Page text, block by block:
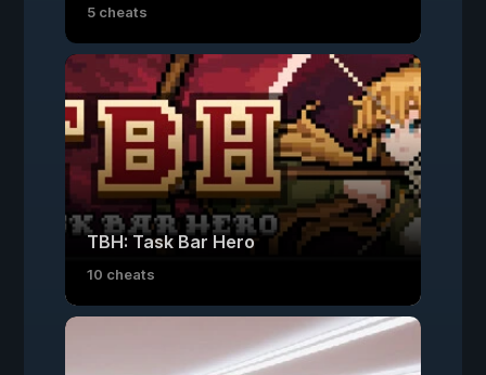
5 cheats
TBH: Task Bar Hero
10 cheats